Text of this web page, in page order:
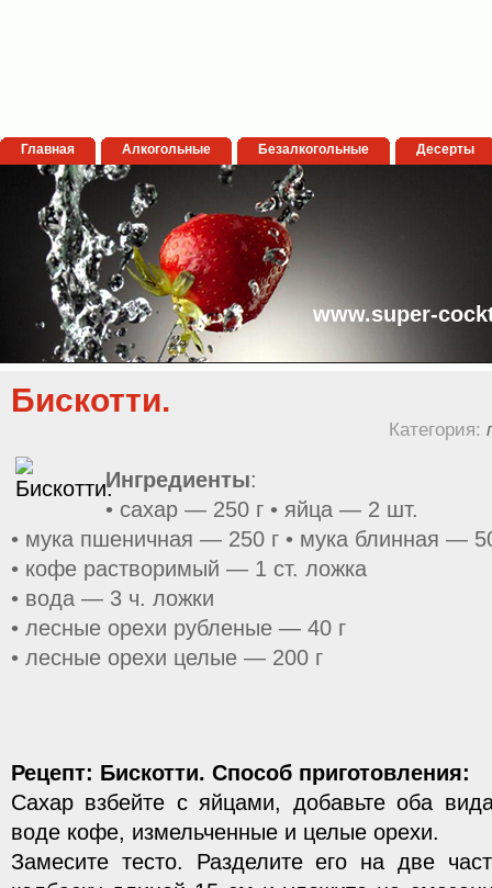
Главная Алкогольные Безалкогольные Десерты
www.super-
Бискотти.
Категория:
Ингредиенты:
• сахар — 250 г • яйца — 2 шт.
• мука пшеничная — 250 г • мука блинная —
• кофе растворимый — 1 ст. ложка
• вода — 3 ч. ложки
• лесные орехи рубленые — 40 г
• лесные орехи целые — 200 г
Рецепт: Бискотти. Способ приготовления:
Сахар взбейте с яйцами, добавьте оба
воде кофе, измельченные и целые орехи.
Замесите тесто. Разделите его на две